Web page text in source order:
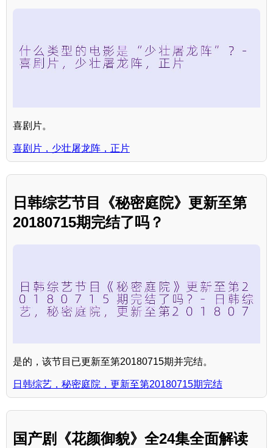
喜剧片。
喜剧片，少壮屠龙阵，正片
日韩综艺节目《秘密庭院》更新至第
20180715期完结了吗？
是的，该节目已更新至第20180715期并完结。
日韩综艺，秘密庭院，更新至第20180715期完结
国产剧《花颜御貌》全24集全面解读